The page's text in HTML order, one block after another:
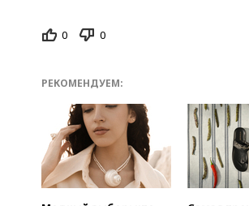
0 0
РЕКОМЕНДУЕМ: